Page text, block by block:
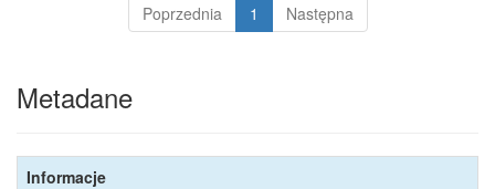
Poprzednia
1 Następna
Metadane
Informacje